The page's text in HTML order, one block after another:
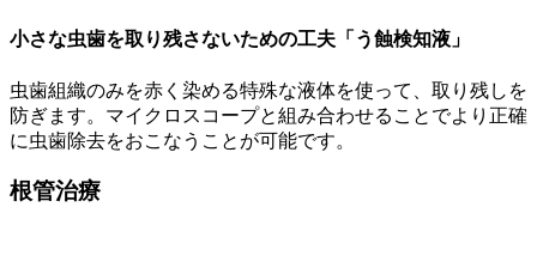
小さな虫歯を取り残さないための工夫「う蝕検知液」
虫歯組織のみを赤く染める特殊な液体を使って、取り残しを
防ぎます。マイクロスコープと組み合わせることでより正確
に虫歯除去をおこなうことが可能です。
根管治療